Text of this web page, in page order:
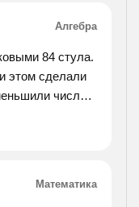
Алгебра
84 стула.
этом сделали
число
в каждом
Математика